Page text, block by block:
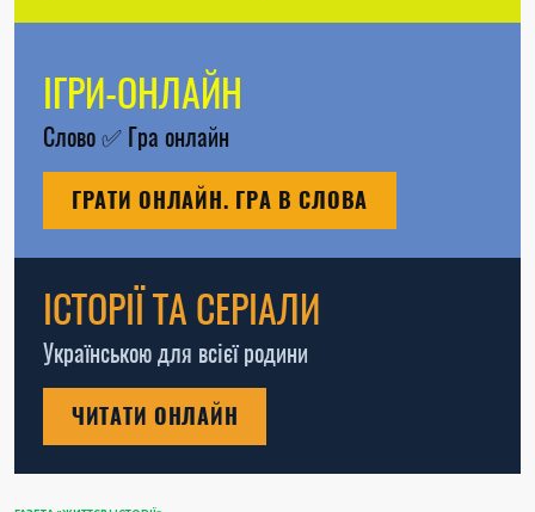
ІГРИ-ОНЛАЙН
Слово✅ Гра онлайн
ГРАТИ ОНЛАЙН. ГРА В СЛОВА
ІСТОРІЇ ТА СЕРІАЛИ
Українською для всієї родини
ЧИТАТИ ОНЛАЙН